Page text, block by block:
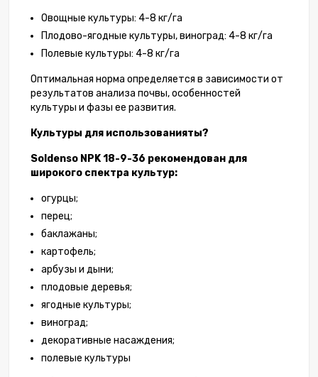
Овощные культуры: 4-8 кг/га
Плодово-ягодные культуры, виноград: 4-8 кг/га
Полевые культуры: 4-8 кг/га
Оптимальная норма определяется в зависимости от
результатов анализа почвы, особенностей
культуры и фазы ее развития.
Культуры для использованияты?
Soldenso NPK 18-9-36 рекомендован для
широкого спектра культур:
огурцы;
перец;
баклажаны;
картофель;
арбузы и дыни;
плодовые деревья;
ягодные культуры;
виноград;
декоративные насаждения;
полевые культуры